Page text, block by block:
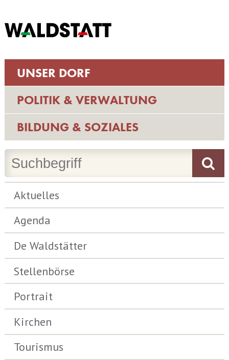
UNSER DORF
POLITIK & VERWALTUNG
BILDUNG & SOZIALES
Aktuelles
Agenda
De Waldstätter
Stellenbörse
Portrait
Kirchen
Tourismus